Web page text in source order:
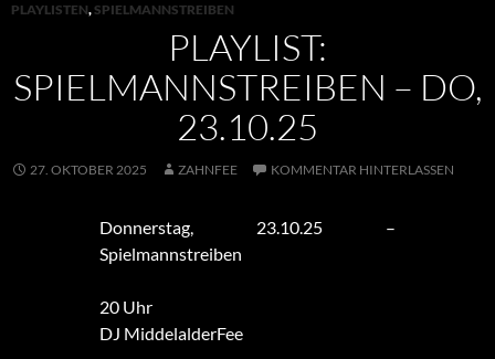
PLAYLISTEN, SPIELMANNSTREIBEN
PLAYLIST:
SPIELMANNSTREIBEN – DO,
23.10.25
27. OKTOBER 2025 ZAHNFEE KOMMENTAR HINTERLASSEN
Donnerstag, 23.10.25 –
Spielmannstreiben
20 Uhr
DJ MiddelalderFee